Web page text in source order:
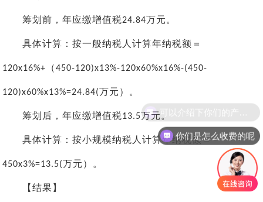
筹划前，年应缴增值税24.84万元。
具体计算：按一般纳税人计算年纳税额＝
120x16%+ （450-120)x13%-120x60%x16%-(450-
120)x60%x13%=24.84(万元）。
筹划后，年应缴增值税13.5万元。
具体计算：按小规模纳税人计算年纳税额＝
450x3%=13.5(万元）。
【结果】
你们是怎么收费的呢